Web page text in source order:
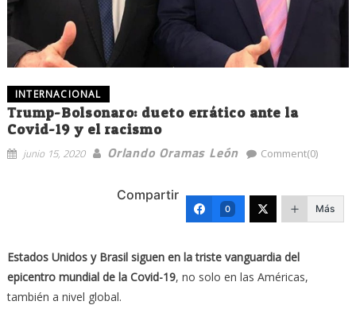
INTERNACIONAL
Trump-Bolsonaro: dueto errático ante la
Covid-19 y el racismo
junio 15, 2020 Orlando Oramas León Comment(0)
Compartir
0 Más
Estados Unidos y Brasil siguen en la triste vanguardia del
epicentro mundial de la Covid-19, no solo en las Américas,
también a nivel global.